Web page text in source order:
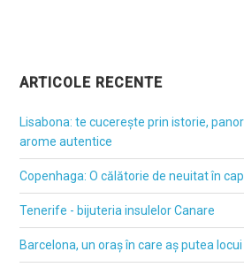
ARTICOLE RECENTE
Lisabona: te cucerește prin istorie,
arome autentice
Copenhaga: O călătorie de neuitat în
Tenerife - bijuteria insulelor Canare
Barcelona, un oraș în care aș putea locui